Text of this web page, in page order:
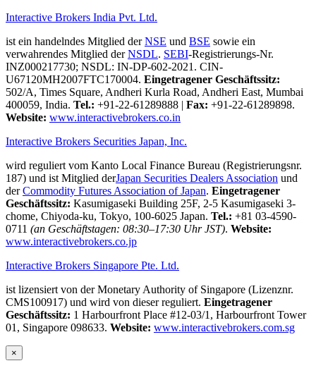
Interactive Brokers India Pvt. Ltd.
ist ein handelndes Mitglied derNSE und BSE sowie ein
verwahrendes Mitglied derNSDL. SEBI-Registrierungs-Nr.
INZ000217730; NSDL: IN-DP-602-2021. CIN-
U67120MH2007FTC170004. Eingetragener Geschäftssitz:
502/A, Times Square, Andheri Kurla Road, Andheri East, Mumbai
400059, India. Tel.: +91-22-61289888 | Fax: +91-22-61289898.
Website: www.interactivebrokers.co.in
Interactive Brokers Securities Japan, Inc.
wird reguliert vom Kanto Local Finance Bureau (Registrierungsnr.
187) und ist Mitglied derJapan Securities Dealers Association und
derCommodity Futures Association of Japan. Eingetragener
Geschäftssitz: Kasumigaseki Building 25F, 2-5 Kasumigaseki 3-
chome, Chiyoda-ku, Tokyo, 100-6025 Japan. Tel.: +81 03-4590-
0711 (an Geschäftstagen: 08:30–17:30 Uhr JST). Website:
www.interactivebrokers.co.jp
Interactive Brokers Singapore Pte. Ltd.
ist lizensiert von der Monetary Authority of Singapore (Lizenznr.
CMS100917) und wird von dieser reguliert. Eingetragener
Geschäftssitz: 1 Harbourfront Place #12-03/1, Harbourfront Tower
01, Singapore 098633. Website: www.interactivebrokers.com.sg
×